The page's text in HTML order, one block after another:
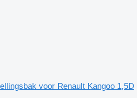
voor Renault Kangoo 1,5D